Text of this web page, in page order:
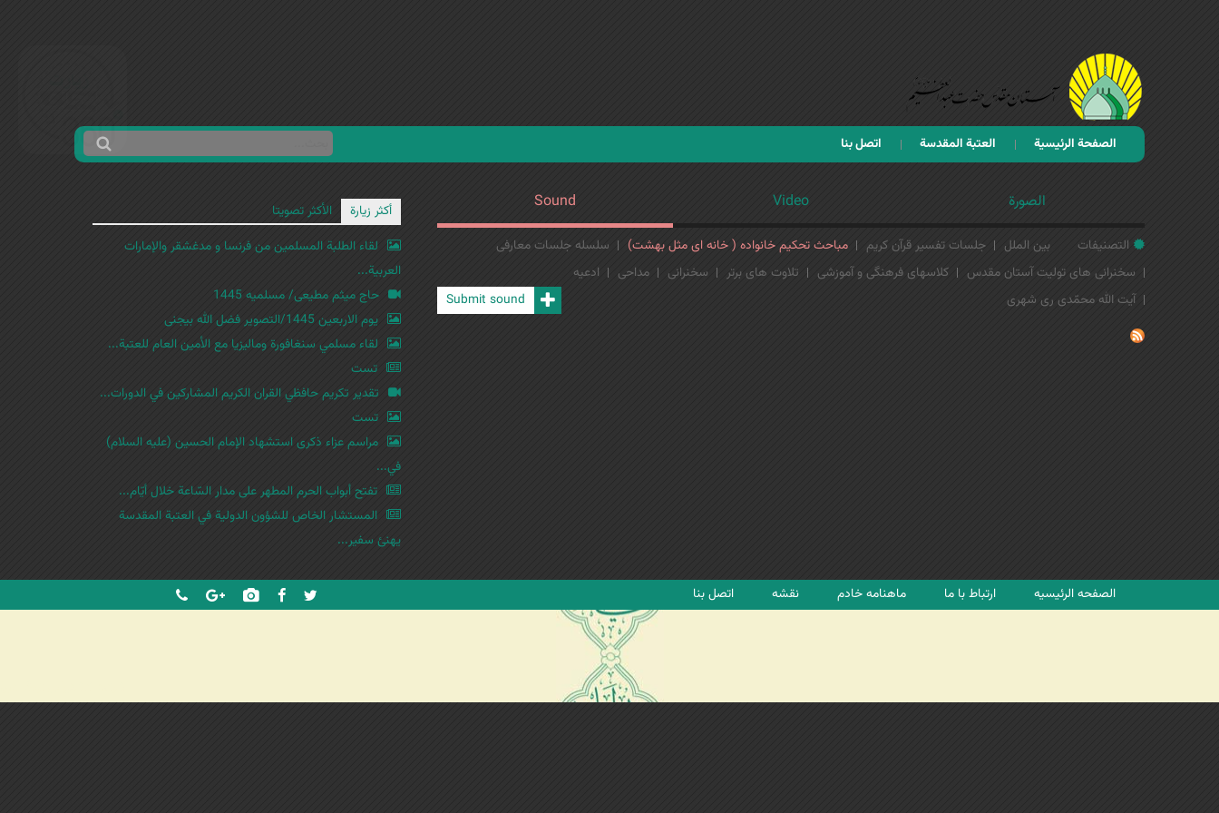
الصفحة الرئيسية العتبة المقدسة اتصل بنا
ا
ت
ا
ة
ا
ل
ح
ب
ث
الصورة Video
Sound
التصنيفات بین الملل جلسات تفسیر قرآن کریم مباحث تحکیم خانواده ( خانه ای مثل بهشت)
سلسله جلسات معارفی
سخنرانی های تولیت آستان مقدس
کلاسهای فرهنگی و آموزشی تلاوت های برتر سخنرانی مداحی
ادعیه
آیت الله محمّدی ری شهری
Submit sound
أكثر زيارة
الأكثر تصويتا
لقاء الطلبة المسلمين من فرنسا و مدغشقر والإمارات
العربية...
حاج میثم مطیعی/ مسلمیه 1445
یوم الاربعین 1445/التصویر فضل الله بیجنی
لقاء مسلمي سنغافورة وماليزيا مع الأمين العام للعتبة...
تست
تقدير تكريم حافظي القران الكريم المشاركين في الدورات...
تست
مراسم عزاء ذكرى استشهاد الإمام الحسين (عليه السلام)
في...
تفتح أبواب الحرم المطهر على مدار السّاعة خلال أيّام...
المستشار الخاص للشؤون الدولية في العتبة المقدسة
يهنئ سفير...
الصفحه الرئیسیه ارتباط با ما ماهنامه خادم نقشه اتصل بنا